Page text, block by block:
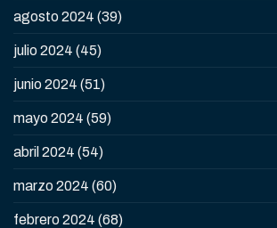
agosto 2024 (39)
julio 2024 (45)
junio 2024 (51)
mayo 2024 (59)
abril 2024 (54)
marzo 2024 (60)
febrero 2024 (68)